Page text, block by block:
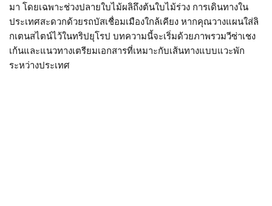
มา โดยเฉพาะช่วงปลายใบไม้ผลิถึงต้นใบไม้ร่วง การเดินทางใน
ประเทศสะดวกด้วยรถบัสเชื่อมเมืองใกล้เคียง หากคุณวางแผนใส่ลิ
กเตนสไตน์ไว้ในทริปยุโรป บทความนี้จะเริ่มด้วยภาพรวมวีซ่าเชง
เก้นและแนวทางเตรียมเอกสารที่เหมาะกับเส้นทางแบบแวะพัก
ระหว่างประเทศ